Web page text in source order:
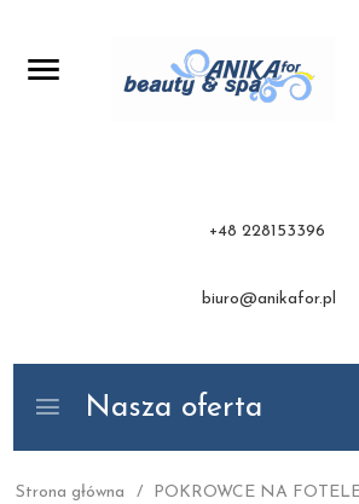
+48 228153396
biuro@anikafor.pl
Nasza oferta
Strona główna POKROWCE NA